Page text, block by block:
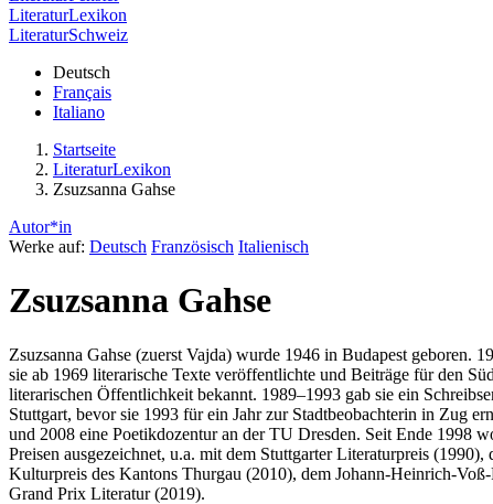
LiteraturLexikon
LiteraturSchweiz
Deutsch
Français
Italiano
Startseite
LiteraturLexikon
Zsuzsanna Gahse
Autor*in
Werke auf: Deutsch Französisch Italienisch
Zsuzsanna Gahse
Zsuzsanna Gahse (zuerst Vajda) wurde 1946 in Budapest geboren.
sie ab 1969 literarische Texte veröffentlichte und Beiträge für den
literarischen Öffentlichkeit bekannt. 1989–1993 gab sie ein
Stuttgart, bevor sie 1993 für ein Jahr zur Stadtbeobachterin in Zug
und 2008 eine Poetikdozentur an der TU Dresden. Seit Ende 1998
Preisen ausgezeichnet, u.a. mit dem Stuttgarter Literaturpreis
Kulturpreis des Kantons Thurgau (2010), dem Johann-Heinrich-
Grand Prix Literatur (2019).